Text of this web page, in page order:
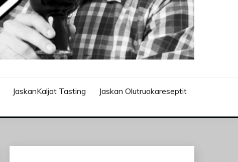
JaskanKaljat Tasting
Jaskan Olutruokareseptit